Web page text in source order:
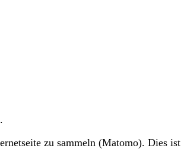
zu sammeln (Matomo). Dies